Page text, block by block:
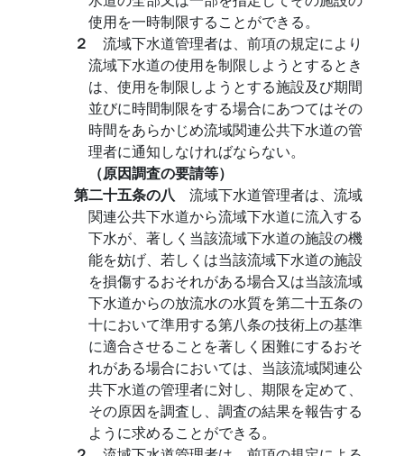
使用を一時制限することができる。
２ 流域下水道管理者は、前項の規定により
流域下水道の使用を制限しようとするとき
は、使用を制限しようとする施設及び期間
並びに時間制限をする場合にあつてはその
時間をあらかじめ流域関連公共下水道の管
理者に通知しなければならない。
（原因調査の要請等）
第二十五条の八 流域下水道管理者は、流域
関連公共下水道から流域下水道に流入する
下水が、著しく当該流域下水道の施設の機
能を妨げ、若しくは当該流域下水道の施設
を損傷するおそれがある場合又は当該流域
下水道からの放流水の水質を第二十五条の
十において準用する第八条の技術上の基準
に適合させることを著しく困難にするおそ
れがある場合においては、当該流域関連公
共下水道の管理者に対し、期限を定めて、
その原因を調査し、調査の結果を報告する
ように求めることができる。